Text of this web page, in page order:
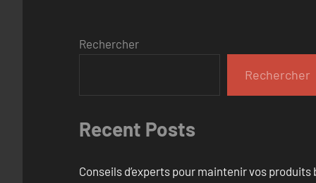
Rechercher
Rechercher
Recent Posts
Conseils d’experts pour maintenir vos produits